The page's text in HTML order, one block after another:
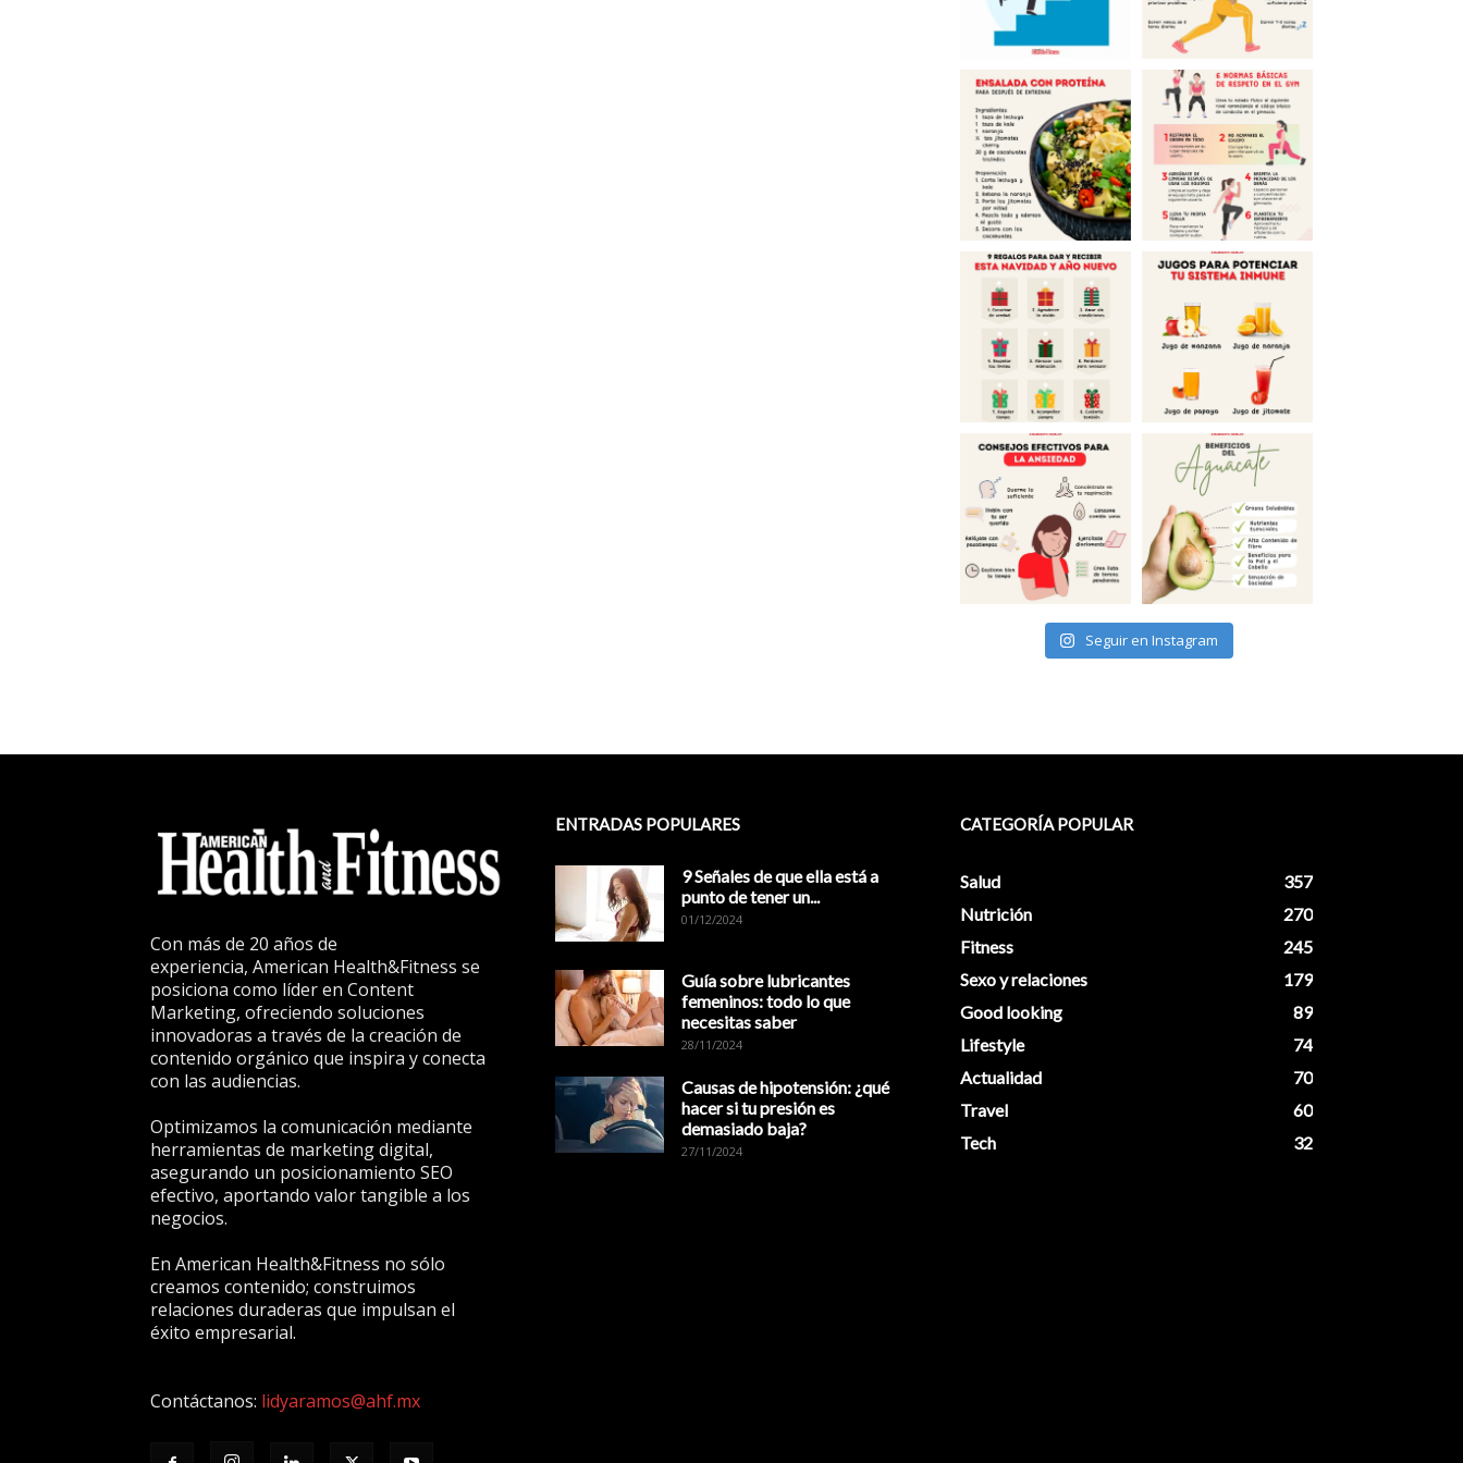
Seguir en Instagram
Con más de 20 años de
experiencia, American Health&Fitness se
posiciona como líder en Content
Marketing, ofreciendo soluciones
innovadoras a través de la creación de
contenido orgánico que inspira y conecta
con las audiencias.
Optimizamos la comunicación mediante
herramientas de marketing digital,
asegurando un posicionamiento SEO
efectivo, aportando valor tangible a los
negocios.
En American Health&Fitness no sólo
creamos contenido; construimos
relaciones duraderas que impulsan el
éxito empresarial.
Contáctanos: lidyaramos@ahf.mx
ENTRADAS POPULARES
9 Señales de que ella está a
punto de tener un...
01/12/2024
Guía sobre lubricantes
femeninos: todo lo que
necesitas saber
28/11/2024
Causas de hipotensión: ¿qué
hacer si tu presión es
demasiado baja?
27/11/2024
CATEGORÍA POPULAR
Salud
357
Nutrición
270
Fitness
245
Sexo y relaciones
179
Good looking
89
Lifestyle
74
Actualidad
70
Travel
60
Tech
32